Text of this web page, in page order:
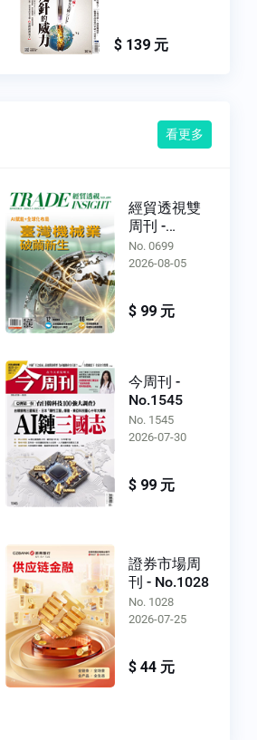
$ 139 元
看更多
經貿透視雙
周刊 -
No.0699
No. 0699
2026-08-05
$ 99 元
今周刊 -
No.1545
No. 1545
2026-07-30
$ 99 元
證券市場周
刊 - No.1028
No. 1028
2026-07-25
$ 44 元